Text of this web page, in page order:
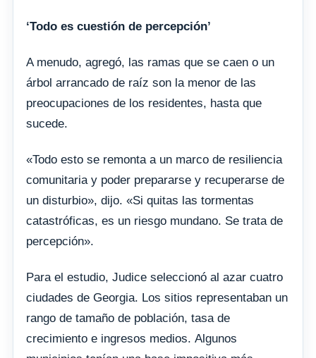
‘Todo es cuestión de percepción’
A menudo, agregó, las ramas que se caen o un
árbol arrancado de raíz son la menor de las
preocupaciones de los residentes, hasta que
sucede.
«Todo esto se remonta a un marco de resiliencia
comunitaria y poder prepararse y recuperarse de
un disturbio», dijo. «Si quitas las tormentas
catastróficas, es un riesgo mundano. Se trata de
percepción».
Para el estudio, Judice seleccionó al azar cuatro
ciudades de Georgia. Los sitios representaban un
rango de tamaño de población, tasa de
crecimiento e ingresos medios. Algunos